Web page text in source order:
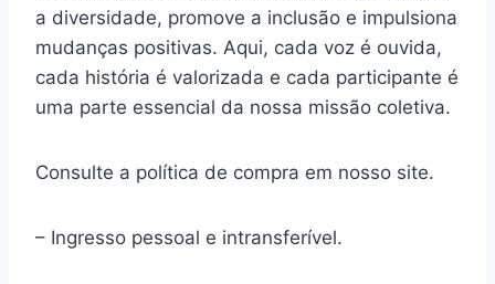
a diversidade, promove a inclusão e impulsiona
mudanças positivas. Aqui, cada voz é ouvida,
cada história é valorizada e cada participante é
uma parte essencial da nossa missão coletiva.
Consulte a política de compra em nosso site.
– Ingresso pessoal e intransferível.